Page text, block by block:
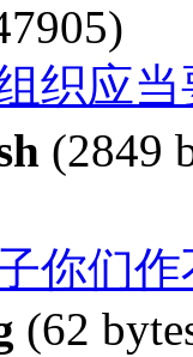
织应
(2849
你们
(62